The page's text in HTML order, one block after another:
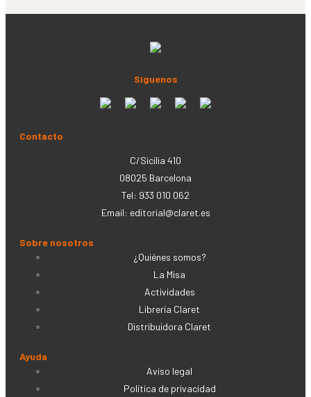
Síguenos
Contacto
C/Sicília 410
08025 Barcelona
Tel: 933 010 062
Email: editorial@claret.es
Sobre nosotros
¿Quiénes somos?
La Misa
Actividades
Librería Claret
Distribuidora Claret
Ayuda
Aviso legal
Política de privacidad